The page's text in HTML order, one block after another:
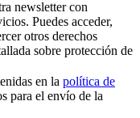
newsletter con
Puedes acceder,
otros derechos
sobre protección de
en la política de
para el envío de la